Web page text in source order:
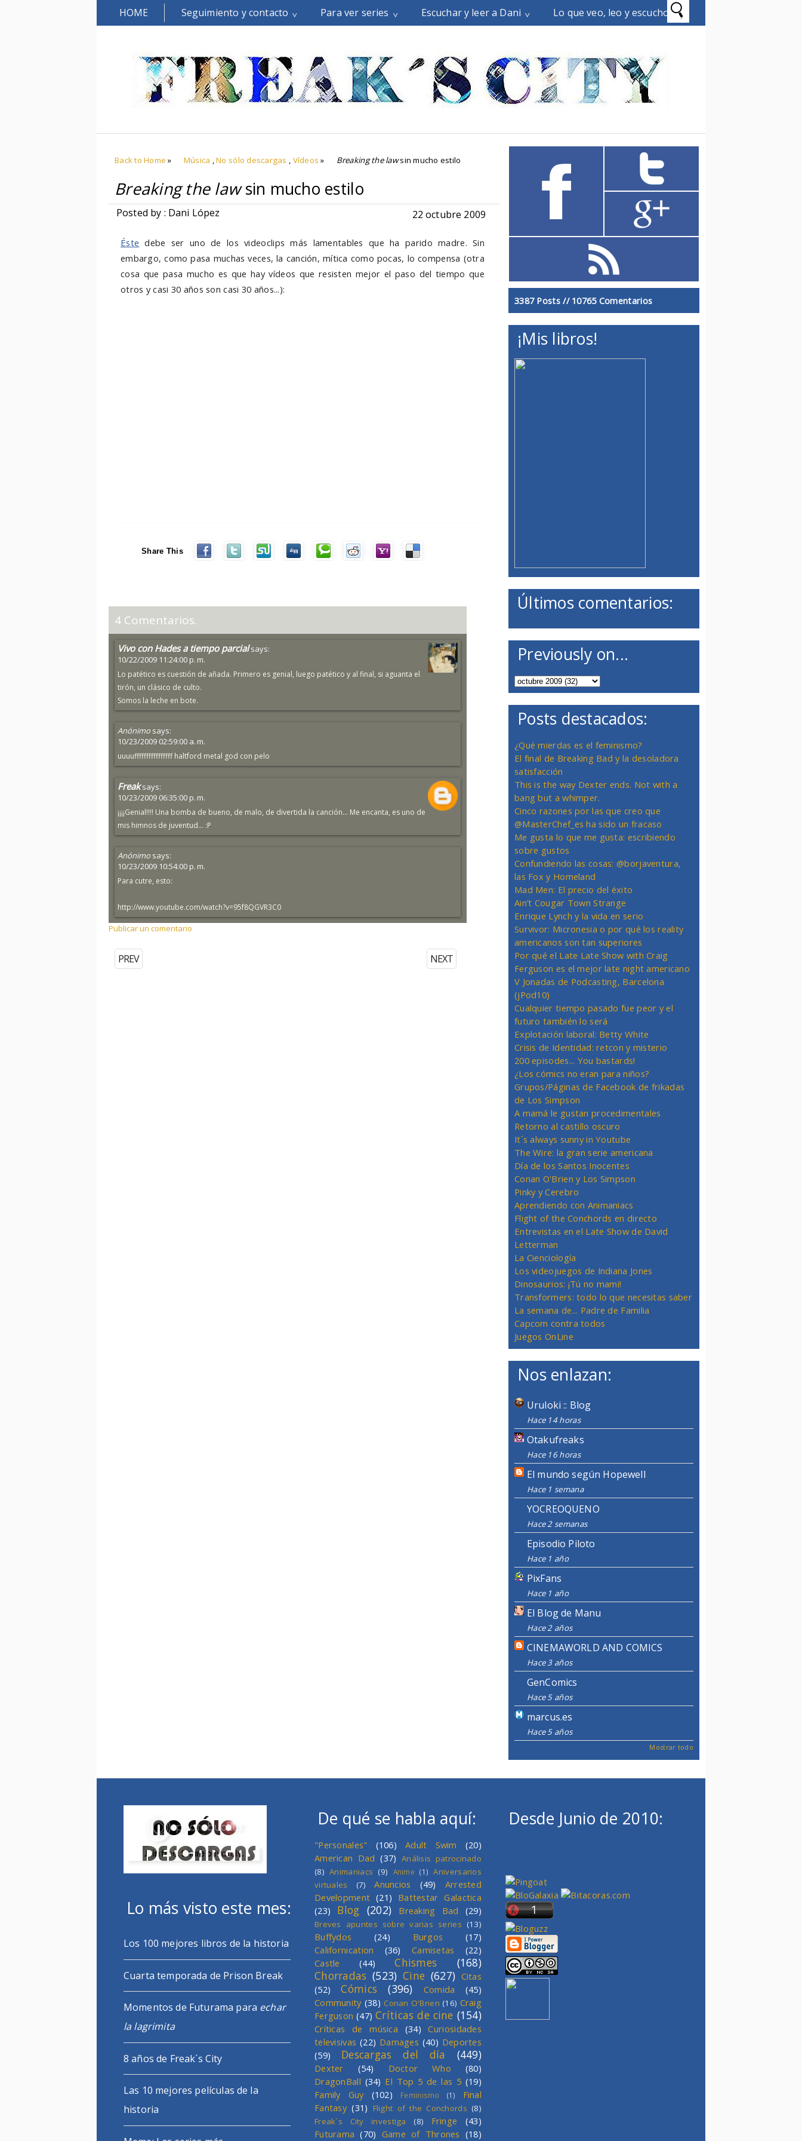
HOME Seguimiento y contacto Para ver series Escuchar y leer a Dani Lo que veo, leo y escucho
Back to Home » Música ,No sólo descargas , Vídeos » Breaking the lawsin mucho estilo
Breaking the lawsin mucho estilo
Posted by : Dani López 22 octubre 2009
Éste debe ser uno de los videoclips más lamentables que ha parido madre. Sin
embargo, como pasa muchas veces, la canción, mítica como pocas, lo compensa (otra
cosa que pasa mucho es que hay vídeos que resisten mejor el paso del tiempo que
otros y casi 30 años son casi 30 años...):
Share This
4 Comentarios.
Vivo con Hades a tiempo parcial says:
10/22/2009 11:24:00 p. m.
Lo patético es cuestión de añada. Primero es genial, luego patético y al final, si aguanta el
tirón, un clásico de culto.
Somos la leche en bote.
Anónimo says:
10/23/2009 02:59:00 a. m.
uuuuffffffffffffffff haltford metal god con pelo
Freak says:
10/23/2009 06:35:00 p. m.
¡¡¡¡Genial!!!! Una bomba de bueno, de malo, de divertida la canción... Me encanta, es uno de
mis himnos de juventud... :P
Anónimo says:
10/23/2009 10:54:00 p. m.
Para cutre, esto:
http://www.youtube.com/watch?v=95f8QGVR3C0
Publicar un comentario
NEXT
PREV
3387 Posts // 10765 Comentarios
¡Mis libros!
Últimos comentarios:
Previously on...
Posts destacados:
¿Qué mierdas es el feminismo?
El final de Breaking Bad y la desoladora
satisfacción
This is the way Dexter ends. Not with a
bang but a whimper.
Cinco razones por las que creo que
@MasterChef_es ha sido un fracaso
Me gusta lo que me gusta: escribiendo
sobre gustos
Confundiendo las cosas: @borjaventura,
las Fox y Homeland
Mad Men: El precio del éxito
Ain’t Cougar Town Strange
Enrique Lynch y la vida en serio
Survivor: Micronesia o por qué los reality
americanos son tan superiores
Por qué el Late Late Show with Craig
Ferguson es el mejor late night americano
V Jonadas de Podcasting, Barcelona
(jPod10)
Cualquier tiempo pasado fue peor y el
futuro también lo será
Explotación laboral: Betty White
Crisis de Identidad: retcon y misterio
200 episodes... You bastards!
¿Los cómics no eran para niños?
Grupos/Páginas de Facebook de frikadas
de Los Simpson
A mamá le gustan procedimentales
Retorno al castillo oscuro
It´s always sunny in Youtube
The Wire: la gran serie americana
Día de los Santos Inocentes
Conan O'Brien y Los Simpson
Pinky y Cerebro
Aprendiendo con Animaniacs
Flight of the Conchords en directo
Entrevistas en el Late Show de David
Letterman
La Cienciología
Los videojuegos de Indiana Jones
Dinosaurios: ¡Tú no mami!
Transformers: todo lo que necesitas saber
La semana de... Padre de Familia
Capcom contra todos
Juegos OnLine
Nos enlazan:
Uruloki :: Blog
Hace 14 horas
Otakufreaks
Hace 16 horas
El mundo según Hopewell
Hace 1 semana
YOCREOQUENO
Hace 2 semanas
Episodio Piloto
Hace 1 año
PixFans
Hace 1 año
El Blog de Manu
Hace 2 años
CINEMAWORLD AND COMICS
Hace 3 años
GenComics
Hace 5 años
marcus.es
Hace 5 años
Mostrar todo
Lo más visto este mes:
Los 100 mejores libros de la historia
Cuarta temporada de Prison Break
Momentos de Futurama para echar
la lagrimita
8 años de Freak´s City
Las 10 mejores películas de la
historia
De qué se habla aquí:
"Personales" (106) Adult Swim
(20)
American Dad (37) Análisis patrocinado
(8) Animaniacs (9) Anime (1) Aniversarios
virtuales
(7) Anuncios (49)
Arrested
Development (21) Battestar Galactica
(23)
Blog (202) Breaking Bad (29)
Breves apuntes sobre varias series (13)
Buffydos (24) Burgos
(17)
Californication
(36) Camisetas
(22)
Castle
(44) Chismes
(168)
Chorradas (523) Cine (627) Citas
(52)
Cómics (396) Comida
(45)
Community (38) Conan O'Brien (16) Craig
Ferguson (47) Críticas de cine (154)
Críticas de música (34)
Curiosidades
televisivas (22) Damages (40) Deportes
(59)
Descargas del día (449)
Dexter (54) Doctor Who
(80)
DragonBall (34) El Top 5 de las 5 (19)
Family Guy
(102) Feminismo (1)
Final
Fantasy (31) Flight of the Conchords (8)
Freak´s City investiga
(8) Fringe
(43)
Futurama (70) Game of Thrones (18)
Desde Junio de 2010: